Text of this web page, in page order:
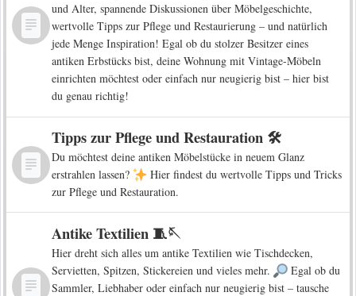
und Alter, spannende Diskussionen über Möbelgeschichte,
wertvolle Tipps zur Pflege und Restaurierung – und natürlich
jede Menge Inspiration! Egal ob du stolzer Besitzer eines
antiken Erbstücks bist, deine Wohnung mit Vintage-Möbeln
einrichten möchtest oder einfach nur neugierig bist – hier bist
du genau richtig!
Tipps zur Pflege und Restauration 🛠️
Du möchtest deine antiken Möbelstücke in neuem Glanz
erstrahlen lassen?
Hier findest du wertvolle Tipps und Tricks
zur Pflege und Restauration.
Antike Textilien 🧵🪡
Hier dreht sich alles um antike Textilien wie Tischdecken,
Servietten, Spitzen, Stickereien und vieles mehr.
Egal ob du
Sammler, Liebhaber oder einfach nur neugierig bist – tausche